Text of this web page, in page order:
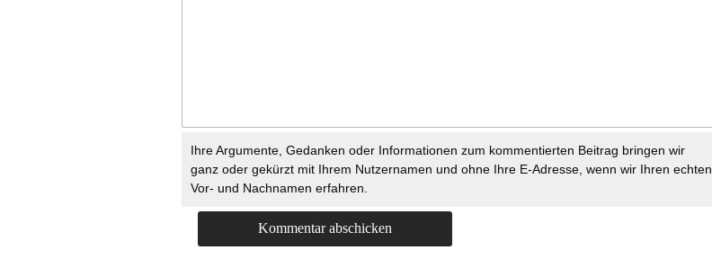
Ihre Argumente, Gedanken oder Informationen zum kommentierten Beitrag bringen wir
ganz oder gekürzt mit Ihrem Nutzernamen und ohne Ihre E-Adresse, wenn wir Ihren echten
Vor- und Nachnamen erfahren.